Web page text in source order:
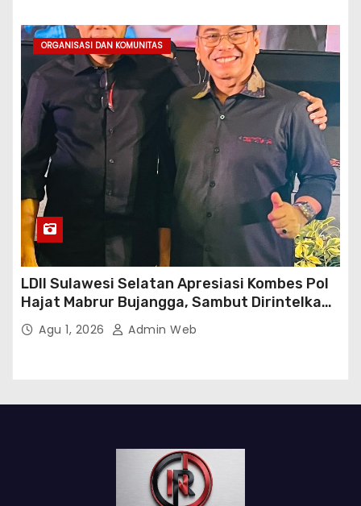
ORGANISASI DAN KOMUNITAS
LDII Sulawesi Selatan Apresiasi Kombes Pol
Hajat Mabrur Bujangga, Sambut Dirintelkam
Baru Kombes Pol Dulfi Muis
Agu 1, 2026 Admin Web